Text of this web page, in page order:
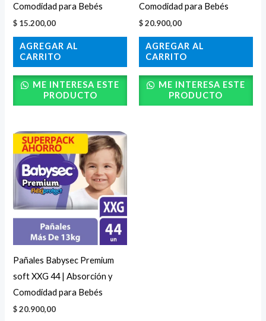
Comodidad para Bebés
$ 15.200,00
AGREGAR AL
CARRITO
ME INTERESA ESTE
PRODUCTO
Comodidad para Bebés
$20.900,00
AGREGAR AL
CARRITO
ME INTERESA ESTE
PRODUCTO
Pañales Babysec Premium
soft XXG 44 | Absorción y
Comodidad para Bebés
$20.900,00